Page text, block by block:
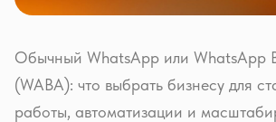
Обычный WhatsApp или WhatsApp
(WABA): что выбрать бизнесу для
работы, автоматизации и